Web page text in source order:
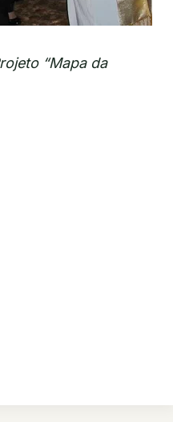
“Mapa da